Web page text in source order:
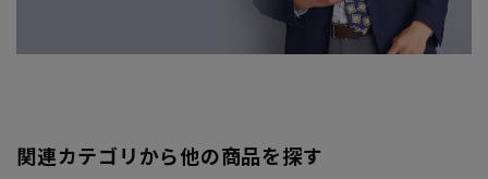
関連カテゴリから他の商品を探す